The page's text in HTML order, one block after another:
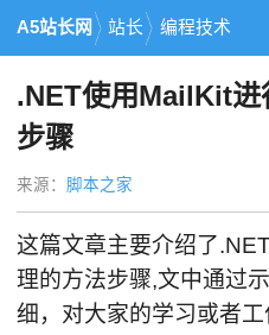
A5站长网 站长 编程技术
.NET使用MailKit进
步骤
来源： 脚本之家
这篇文章主要介绍了
理的方法步骤,文中通过
细，对大家的学习或者